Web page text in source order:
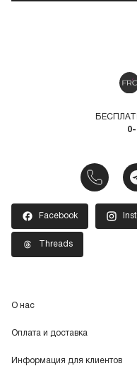
Facebook
Threads
О нас
Оплата и доставка
Информация для клиентов